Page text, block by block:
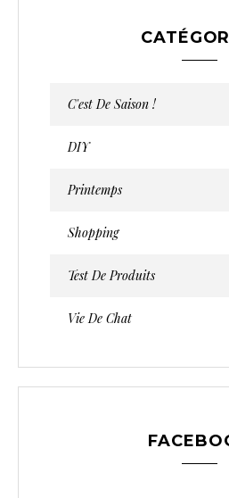
C'est De Saison !
DIY
Printemps
Shopping
Test De Produits
Vie De Chat